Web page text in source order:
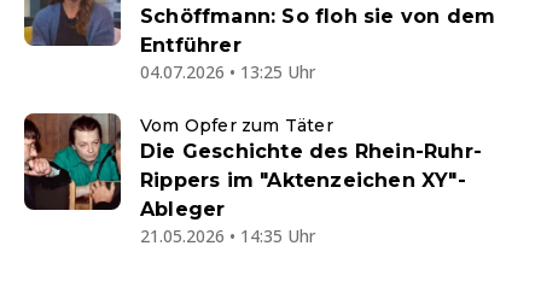
Schöffmann: So floh sie von dem
Entführer
04.07.2026 • 13:25 Uhr
Vom Opfer zum Täter
Die Geschichte des Rhein-Ruhr-
Rippers im "Aktenzeichen XY"-
Ableger
21.05.2026 • 14:35 Uhr